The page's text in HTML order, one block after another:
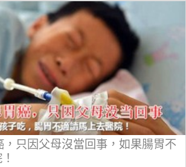
，只因父母沒當回事，如果腸胃不